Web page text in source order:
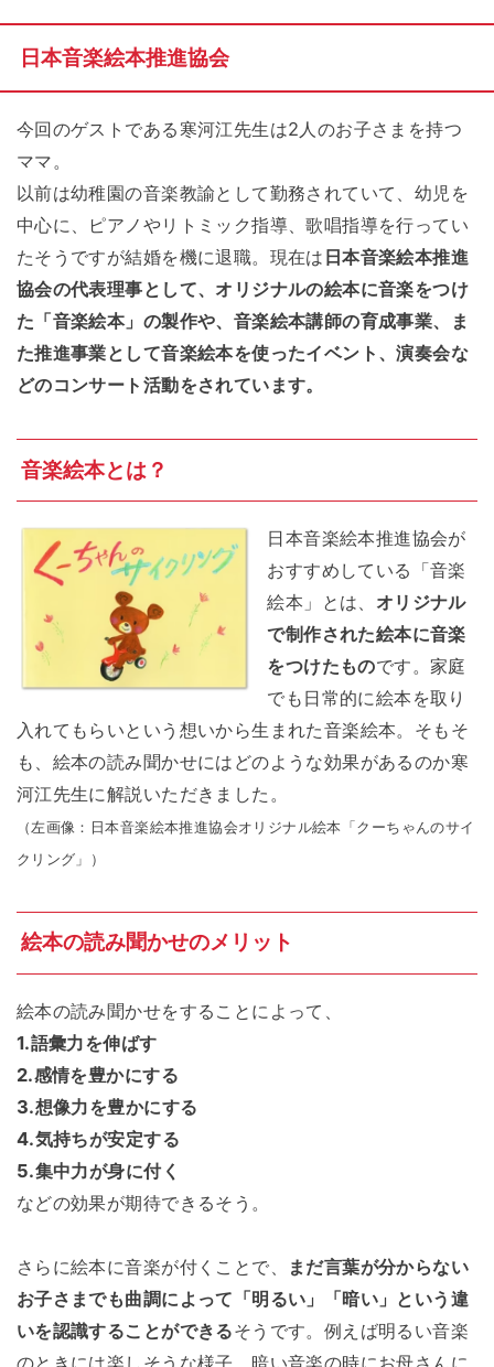
日本音楽絵本推進協会
今回のゲストである寒河江先生は2人のお子さまを持つ
ママ。
以前は幼稚園の音楽教諭として勤務されていて、幼児を
中心に、ピアノやリトミック指導、歌唱指導を行ってい
たそうですが結婚を機に退職。現在は 日本音楽絵本推進
協会の代表理事として、オリジナルの絵本に音楽をつけ
た「音楽絵本」の製作や、音楽絵本講師の育成事業、ま
た推進事業として音楽絵本を使ったイベント、演奏会な
どのコンサート活動をされています。
音楽絵本とは？
日本音楽絵本推進協会が
おすすめしている「音楽
絵本」とは、 オリジナル
で制作された絵本に音楽
をつけたものです。家庭
でも日常的に絵本を取り
入れてもらいという想いから生まれた音楽絵本。そもそ
も、絵本の読み聞かせにはどのような効果があるのか寒
河江先生に解説いただきました。
（左画像：日本音楽絵本推進協会オリジナル絵本「クーちゃんのサイ
クリング」）
絵本の読み聞かせのメリット
絵本の読み聞かせをすることによって、
1.語彙力を伸ばす
2.感情を豊かにする
3.想像力を豊かにする
4.気持ちが安定する
5.集中力が身に付く
などの効果が期待できるそう。
さらに絵本に音楽が付くことで、
まだ言葉が分からない
お子さまでも曲調によって「明るい」「暗い」という違
いを認識することができるそうです。例えば明るい音楽
のときには楽しそうな様子、暗い音楽の時にお母さんに